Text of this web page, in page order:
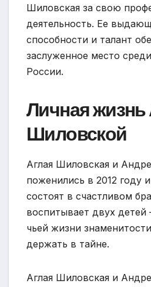
Шиловская за свою
деятельность. Ее
способности и талант
заслуженное место
России.
Личная жизнь
Шиловской
Аглая Шиловская и
поженились в 2012 году
состоят в счастливом
воспитывает двух
чьей жизни
держать в тайне.
Аглая Шиловская и